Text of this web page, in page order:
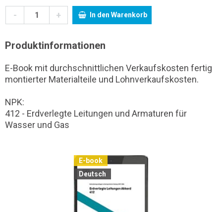
- + In den Warenkorb
Produktinformationen
E-Book mit durchschnittlichen Verkaufskosten fertig
montierter Materialteile und Lohnverkaufskosten.
NPK:
412 - Erdverlegte Leitungen und Armaturen für
Wasser und Gas
E-book
Deutsch